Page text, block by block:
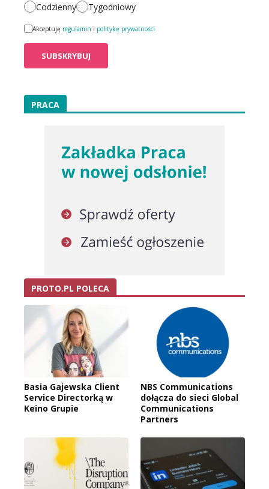
Codzienny Tygodniowy
Akceptuję regulamin i politykę prywatności
PRACA
PROTO.PL POLECA
Basia Gajewska Client
Service Directorką w
Keino Grupie
NBS Communications
dołącza do sieci Global
Communications
Partners